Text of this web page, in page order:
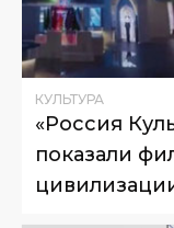
КУЛЬТУРА
«Россия
показали